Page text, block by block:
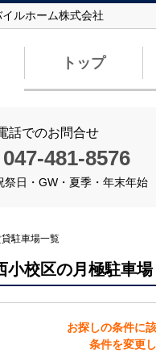
ルホーム株式会社
トップ
話でのお問合せ
047-481-8576
祭日・GW・夏季・年末年始
駐車場一覧
小校区の月極駐車
お探しの条件に
条件を変更